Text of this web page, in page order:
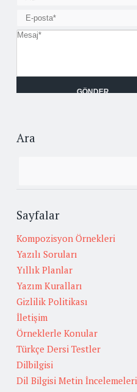
Ara
Sayfalar
Kompozisyon Örnekleri
Yazılı Soruları
Yıllık Planlar
Yazım Kuralları
Gizlilik Politikası
İletişim
Örneklerle Konular
Türkçe Dersi Testler
Dilbilgisi
Dil Bilgisi Metin İncelemeleri